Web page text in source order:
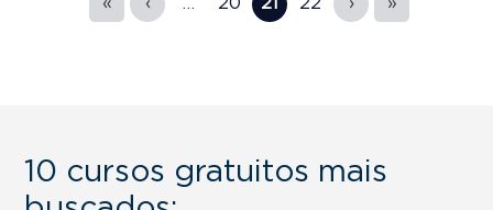
10 cursos gratuitos mais